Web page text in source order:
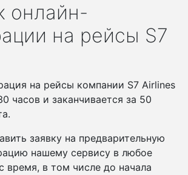
онлайн-
на рейсы S7
на рейсы компании S7 Airlines
часов и заканчивается за 50
заявку на предварительную
нашему сервису в любое
время, в том числе до начала